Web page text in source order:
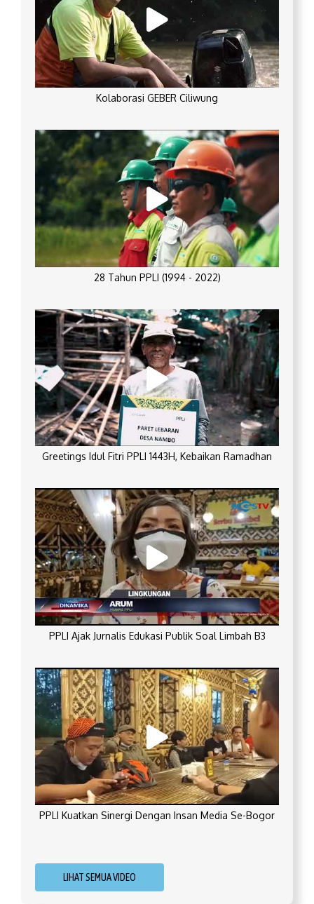
Kolaborasi GEBER Ciliwung
28 Tahun PPLI (1994 - 2022)
Greetings Idul Fitri PPLI 1443H, Kebaikan Ramadhan
PPLI Ajak Jurnalis Edukasi Publik Soal Limbah B3
PPLI Kuatkan Sinergi Dengan Insan Media Se-Bogor
LIHAT SEMUA VIDEO